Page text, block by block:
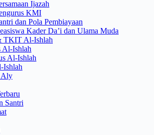
Ijazah
KMI
dan Pola Pembiayaan
Kader Da’i dan Ulama Muda
TKIT Al-Ishlah
Al-Ishlah
Al-Ishlah
Ishlah
Aly
Santri